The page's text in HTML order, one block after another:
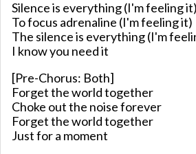
Silence is everything (I'm feeling it)
To focus adrenaline (I'm feeling it)
The silence is everything (I'm
I know you need it
[Pre-Chorus: Both]
Forget the world together
Choke out the noise forever
Forget the world together
Just for a moment